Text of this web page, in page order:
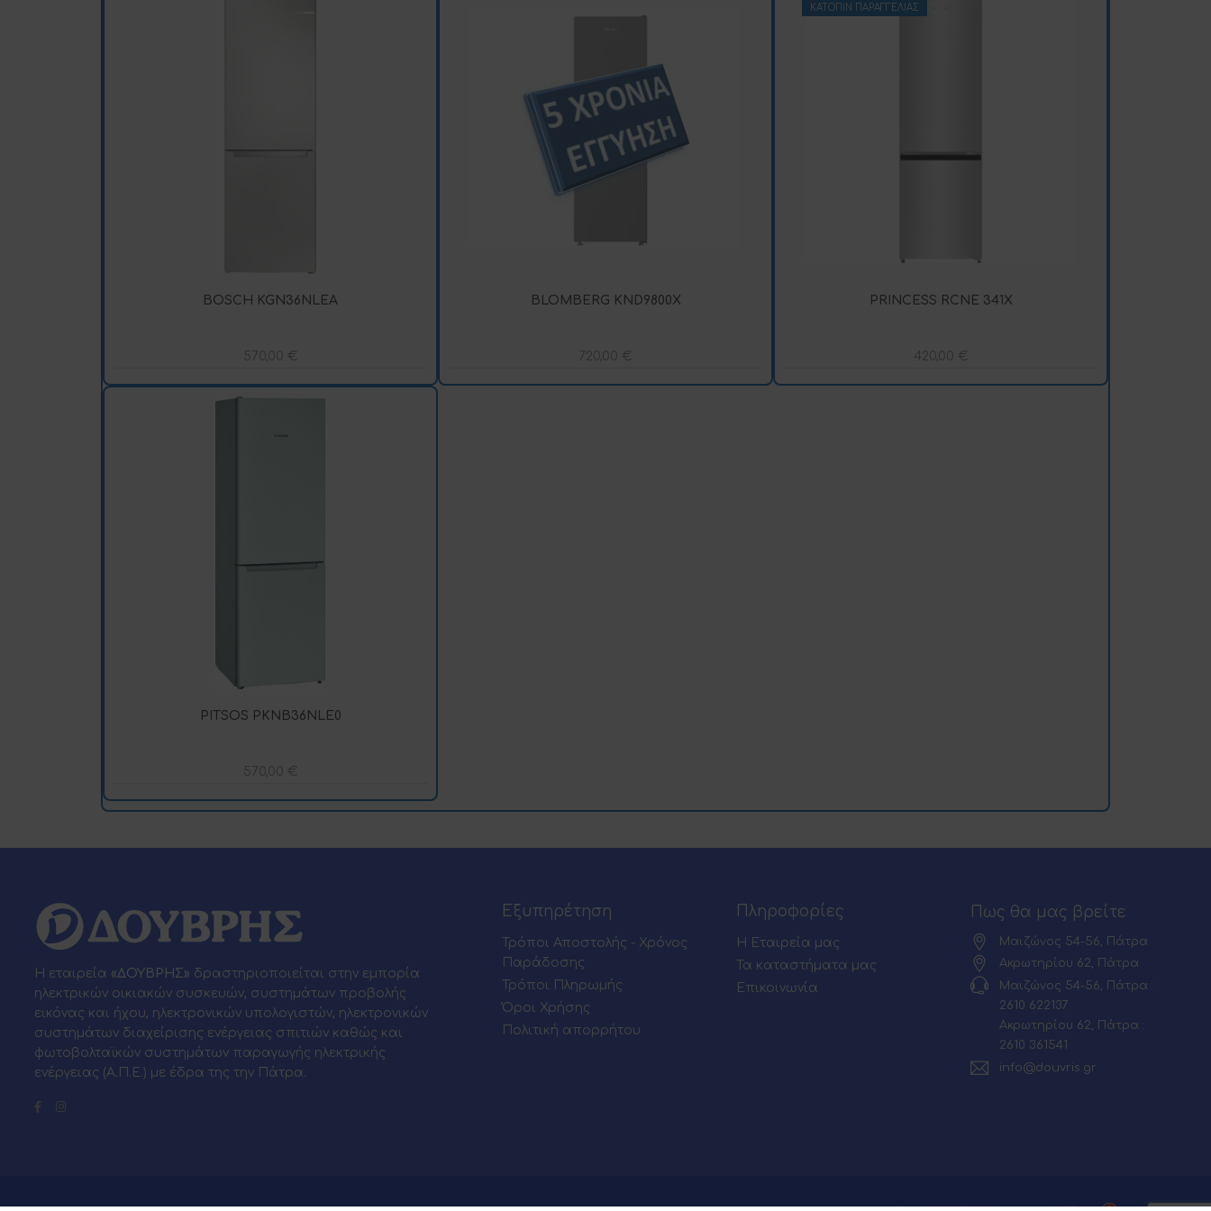
BOSCH KGN36NLEA
570,00 €
BLOMBERG KND9800X
720,00 €
ΚΑΤΌΠΙΝ ΠΑΡΑΓΓΕΛΊΑΣ
PRINCESS RCNE 341X
420,00 €
PITSOS PKNB36NLE0
570,00 €
Η εταιρεία «ΔΟΥΒΡΗΣ» δραστηριοποιείται στην εμπορία
ηλεκτρικών οικιακών συσκευών, συστημάτων προβολής
εικόνας και ήχου, ηλεκτρονικών υπολογιστών, ηλεκτρονικών
συστημάτων διαχείρισης ενέργειας σπιτιών καθώς και
φωτοβολταϊκών συστημάτων παραγωγής ηλεκτρικής
ενέργειας (Α.Π.Ε.) με έδρα της την Πάτρα.
Εξυπηρέτηση
Τρόποι Αποστολής - Χρόνος
Παράδοσης
Τρόποι Πληρωμής
Όροι Χρήσης
Πολιτική απορρήτου
Πληροφορίες
Η Εταιρεία μας
Τα καταστήματα μας
Επικοινωνία
Πως θα μας βρείτε
Μαιζώνος 54-56, Πάτρα
Ακρωτηρίου 62, Πάτρα
Μαιζώνος 54-56, Πάτρα :
2610 622137
Ακρωτηρίου 62, Πάτρα :
2610 361541
info@douvris.gr